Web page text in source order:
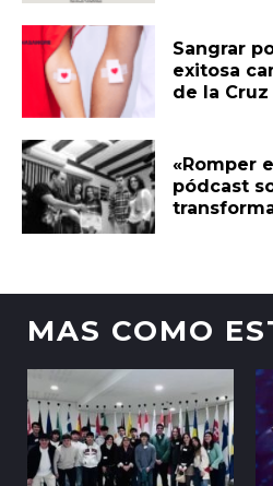
Sangrar
exitosa
de la Cruz
«Romper
pódcast
MAS COMO